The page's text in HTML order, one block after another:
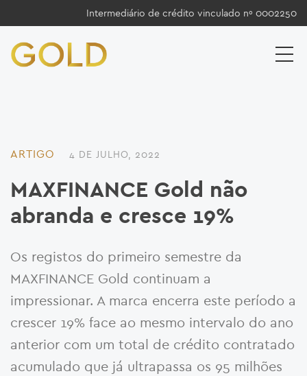
Intermediário de crédito vinculado nº 0002250
ARTIGO 4 DE JULHO, 2022
MAXFINANCE Gold não
abranda e cresce 19%
Os registos do primeiro semestre da
MAXFINANCE Gold continuam a
impressionar. A marca encerra este período a
crescer 19% face ao mesmo intervalo do ano
anterior com um total de crédito contratado
acumulado que já ultrapassa os 95 milhões